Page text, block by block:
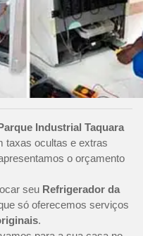
Industrial Taquara
taxas ocultas e extras
o orçamento
seu Refrigerador da
só oferecemos serviços
.